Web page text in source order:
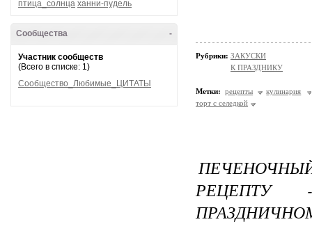
птица_солнца ханни-пудель
-
Сообщества
Участник сообществ
(Всего в списке: 1)
Сообщество_Любимые_ЦИТАТЫ
Рубрики: ЗАКУСКИ
К ПРАЗДНИКУ
Метки: рецепты
кулинария
торт с селедкой